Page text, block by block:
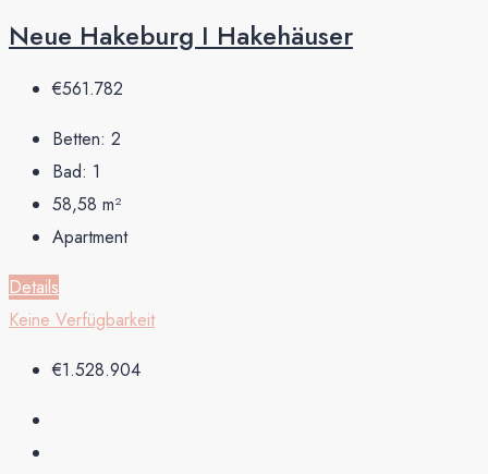
Neue Hakeburg I Hakehäuser
€561.782
Betten: 2
Bad: 1
58,58 m²
Apartment
Details
Keine Verfügbarkeit
€1.528.904